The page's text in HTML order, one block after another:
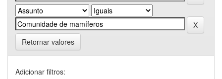
Retornar valores
Adicionar filtros: